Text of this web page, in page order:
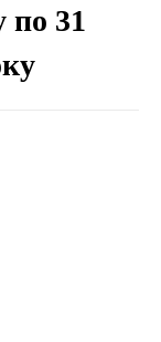
по 31